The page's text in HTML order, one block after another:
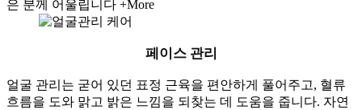
은 분께 어울립니다 +More
페이스 관리
얼굴 관리는 굳어 있던 표정 근육을 편안하게 풀어주고, 혈류
흐름을 도와 맑고 밝은 느낌을 되찾는 데 도움을 줍니다. 자연